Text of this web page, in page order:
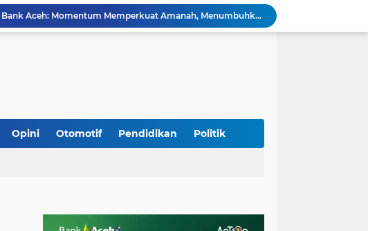
Silaturahmi Lintas Sektor di Kuta Alam, TNI–Polri dan Desa Perkokoh Kebersamaan
Babinsa Peukan Bada Hadiri Rapat Lanjutan HUT RI ke-81, Perkuat Sinergi Lintas Sektor
Kak Na Promosi Wisata Surfing dan Hadiri Perayaan HUT 53 tahun BAS Simeulue
Opini Otomotif Pendidikan Politik